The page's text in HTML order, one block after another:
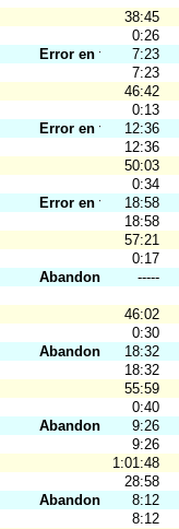
38:45
0:26
Error en tarj.
7:23
7:23
46:42
0:13
Error en tarj. 12:36
12:36
50:03
0:34
Error en tarj. 18:58
18:58
57:21
0:17
Abandona
-----
46:02
0:30
Abandona
18:32
18:32
55:59
0:40
Abandona
9:26
9:26
1:01:48
28:58
Abandona
8:12
8:12